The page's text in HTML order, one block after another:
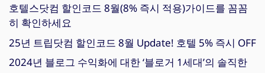
호텔스닷컴 할인코드 8월(8% 즉시 적용)가이드를 꼼꼼
히 확인하세요
25년 트립닷컴 할인코드 8월 Update! 호텔 5% 즉시 OFF
2024년 블로그 수익화에 대한 ‘블로거 1세대’의 솔직한